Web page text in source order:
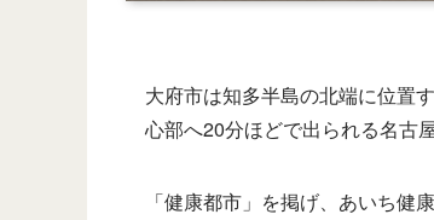
大府市は知多半島の北端に位置
心部へ20分ほどで出られる名古
「健康都市」を掲げ、あいち